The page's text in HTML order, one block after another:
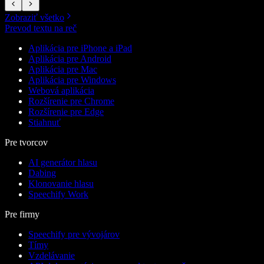
Zobraziť všetko
Prevod textu na reč
Aplikácia pre iPhone a iPad
Aplikácia pre Android
Aplikácia pre Mac
Aplikácia pre Windows
Webová aplikácia
Rozšírenie pre Chrome
Rozšírenie pre Edge
Stiahnuť
Pre tvorcov
AI generátor hlasu
Dabing
Klonovanie hlasu
Speechify Work
Pre firmy
Speechify pre vývojárov
Tímy
Vzdelávanie